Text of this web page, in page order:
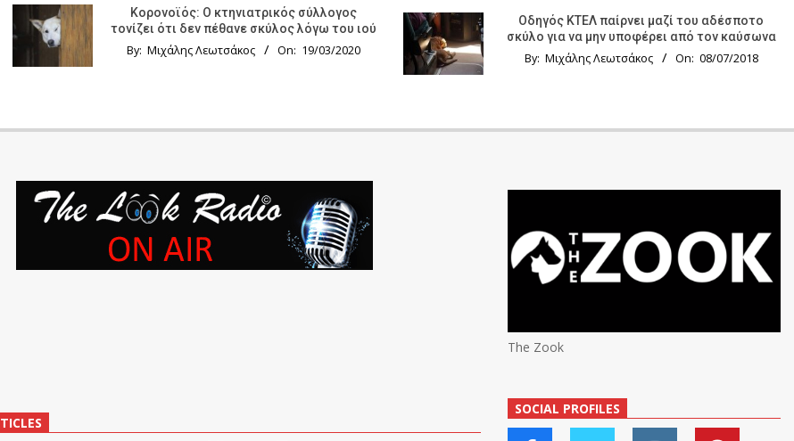
Κορονοϊός: Ο κτηνιατρικός σύλλογος
τονίζει ότι δεν πέθανε σκύλος λόγω του ιού
By: Μιχάλης Λεωτσάκος On: 19/03/2020
Οδηγός KTΕΛ παίρνει μαζί του αδέσποτο
σκύλο για να μην υποφέρει από τον καύσωνα
By: Μιχάλης Λεωτσάκος On: 08/07/2018
The Zook
SOCIAL PROFILES